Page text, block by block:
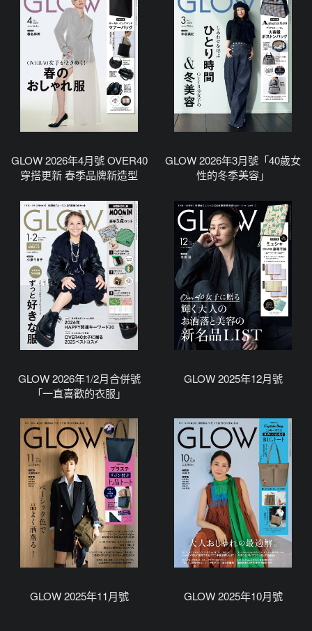
GLOW 2026年4月號 OVER40
穿搭更新 春季品牌新造型
GLOW 2026年3月號「40歲女
性的冬季美容」
GLOW 2026年1/2月合併號
「一直喜歡的衣服」
GLOW 2025年12月號
GLOW 2025年11月號 GLOW 2025年10月號